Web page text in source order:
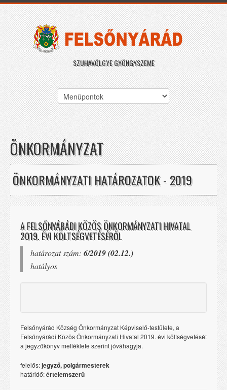
SZUHAVÖLGYE GYÖNGYSZEME
ÖNKORMÁNYZAT
ÖNKORMÁNYZATI HATÁROZATOK - 2019
A FELSŐNYÁRÁDI KÖZÖS ÖNKORMÁNYZATI HIVATAL
2019. ÉVI KÖLTSÉGVETÉSÉRŐL
határozat szám: 6/2019 (02.12.)
hatályos
Felsőnyárád Község Önkormányzat Képviselő-testülete, a
Felsőnyárádi Közös Önkormányzati Hivatal 2019. évi költségvetését
a jegyzőkönyv melléklete szerint jóváhagyja.
felelős:jegyző, polgármesterek
határidő:értelemszerű